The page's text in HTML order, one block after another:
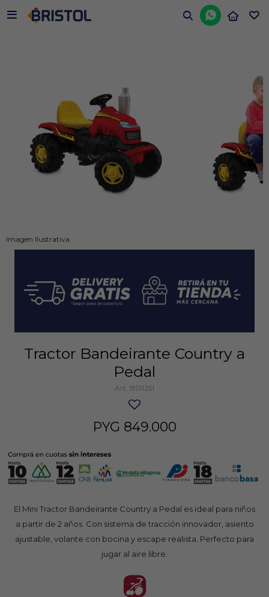


Imagen Ilustrativa
Tractor Bandeirante Country a
Pedal
BS11251
PYG 849.000
El Mini Tractor Bandeirante Country a Pedal es ideal para niños
a partir de 2 años. Con sistema de tracción innovador, asiento
ajustable, volante con bocina y escape realista. Perfecto para
jugar al aire libre.